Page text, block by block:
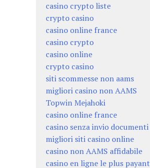
casino crypto liste
crypto casino
casino online france
casino crypto
casino online
crypto casino
siti scommesse non aams
migliori casino non AAMS
Topwin Mejahoki
casino online france
casino senza invio documenti
migliori siti casino online
casino non AAMS affidabile
casino en ligne le plus payant